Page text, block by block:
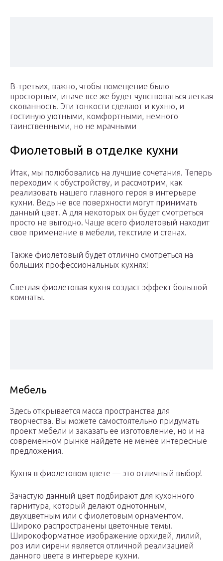
В-третьих, важно, чтобы помещение было
просторным, иначе все же будет чувствоваться легкая
скованность. Эти тонкости сделают и кухню, и
гостиную уютными, комфортными, немного
таинственными, но не мрачными
Фиолетовый в отделке кухни
Итак, мы полюбовались на лучшие сочетания. Теперь
переходим к обустройству, и рассмотрим, как
реализовать нашего главного героя в интерьере
кухни. Ведь не все поверхности могут принимать
данный цвет. А для некоторых он будет смотреться
просто не выгодно. Чаще всего фиолетовый находит
свое применение в мебели, текстиле и стенах.
Также фиолетовый будет отлично смотреться на
больших профессиональных кухнях!
Светлая фиолетовая кухня создаст эффект большой
комнаты.
Мебель
Здесь открывается масса пространства для
творчества. Вы можете самостоятельно придумать
проект мебели и заказать ее изготовление, но и на
современном рынке найдете не менее интересные
предложения.
Кухня в фиолетовом цвете — это отличный выбор!
Зачастую данный цвет подбирают для кухонного
гарнитура, который делают однотонным,
двухцветным или с фиолетовым орнаментом.
Широко распространены цветочные темы.
Широкоформатное изображение орхидей, лилий,
роз или сирени является отличной реализацией
данного цвета в интерьере кухни.